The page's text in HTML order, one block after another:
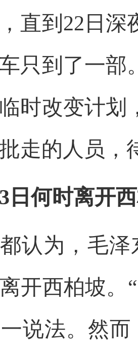
直到22日深
只到了一部
时改变计划
走的人员，
日何时离开
认为，毛泽
离开西柏坡
说法。然